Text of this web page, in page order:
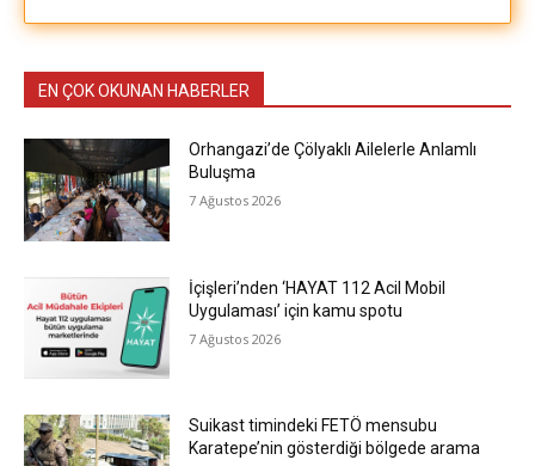
EN ÇOK OKUNAN HABERLER
Orhangazi’de Çölyaklı Ailelerle Anlamlı
Buluşma
7 Ağustos 2026
İçişleri’nden ‘HAYAT 112 Acil Mobil
Uygulaması’ için kamu spotu
7 Ağustos 2026
Suikast timindeki FETÖ mensubu
Karatepe’nin gösterdiği bölgede arama